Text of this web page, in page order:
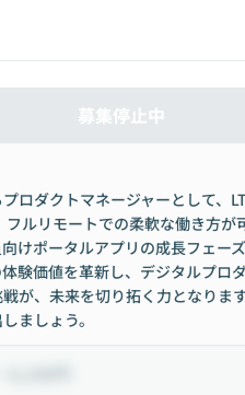
募集停止中
ロダクトマネージャーとして、
ルリモートでの柔軟な働き方が
けポータルアプリの成長フェー
験価値を革新し、デジタルプロ
が、未来を切り拓く力となりま
ましょう。